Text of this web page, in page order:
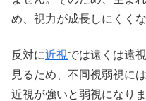
め、視力が成長しにくくな
反対に近視では遠くは遠
見るため、不同視弱視に
近視が強いと弱視になりま